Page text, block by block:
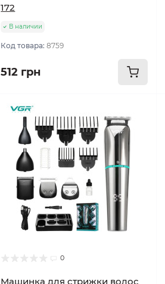
172
В наличии
Код товара:8759
512 грн
0
Машинка для стрижки волос